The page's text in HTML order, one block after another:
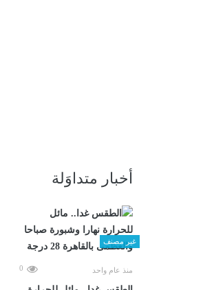
أخبار متداوَلة
غير مصنف
منذ عام واحد 0